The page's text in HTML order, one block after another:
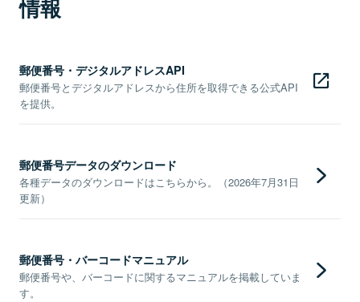
情報
郵便番号・デジタルアドレスAPI
郵便番号とデジタルアドレスから住所を取得できる公式API
を提供。
郵便番号データのダウンロード
各種データのダウンロードはこちらから。（2026年7月31日
更新）
郵便番号・バーコードマニュアル
郵便番号や、バーコードに関するマニュアルを掲載していま
す。